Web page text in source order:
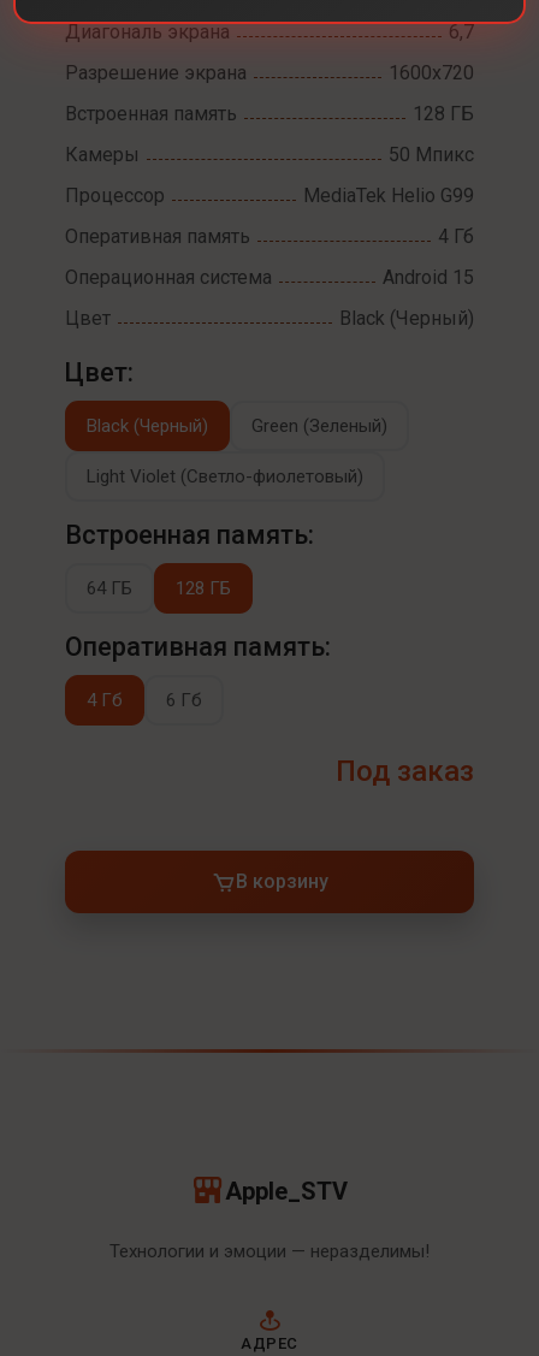
Диагональ экрана
6,7
Разрешение экрана
1600x720
Встроенная память
128 ГБ
Камеры
50 Мпикс
Процессор
MediaTek Helio G99
Оперативная память
4 Гб
Операционная система
Android 15
Цвет
Black (Черный)
Цвет:
Black (Черный) Green (Зеленый)
Light Violet (Светло-фиолетовый)
Встроенная память:
64 ГБ 128 ГБ
Оперативная память:
4 Гб 6 Гб
Под заказ
В корзину
Apple_STV
Технологии и эмоции — неразделимы!
АДРЕС